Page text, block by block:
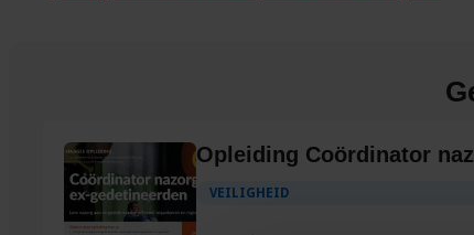
Opleiding Coördinator
VEILIGHEID